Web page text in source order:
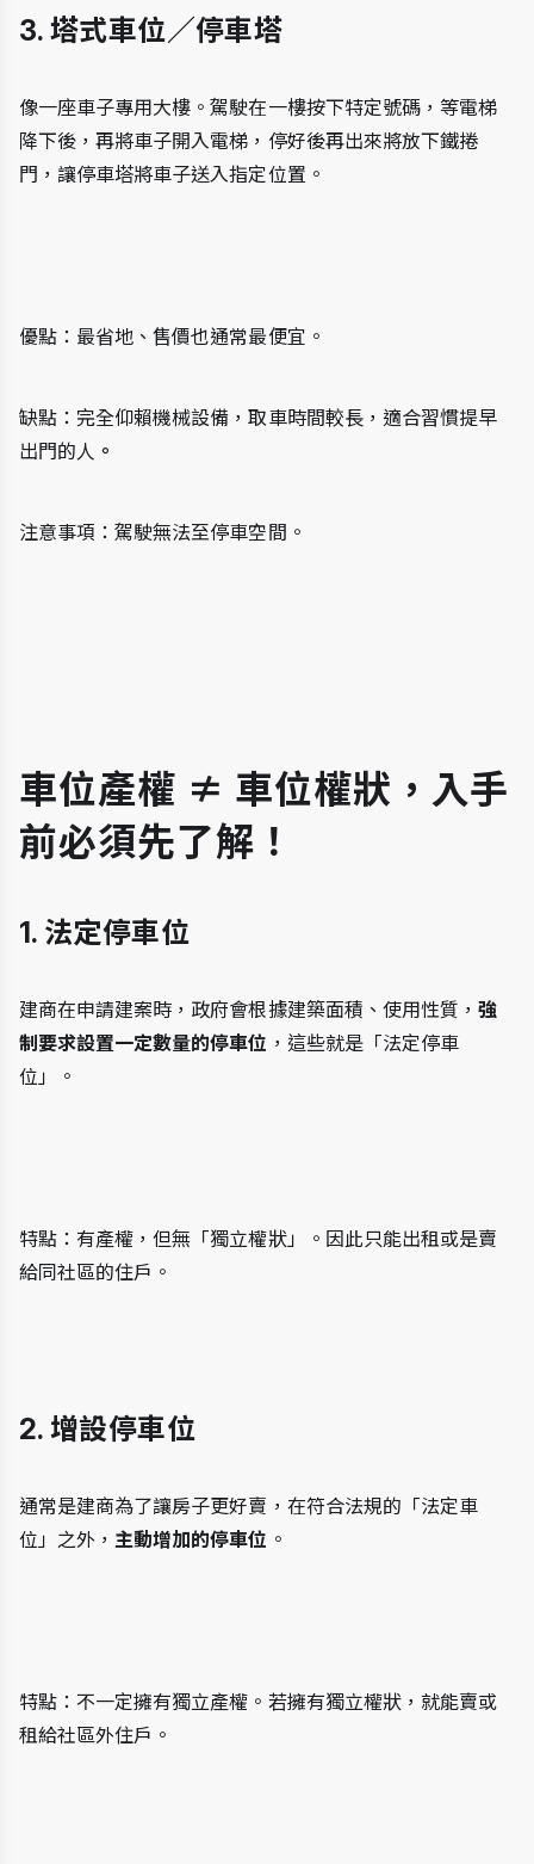
3. 塔式車位／停車塔
像一座車子專用大樓。駕駛在一樓按下特定號碼，等電梯
降下後，再將車子開入電梯，停好後再出來將放下鐵捲
門，讓停車塔將車子送入指定位置。
優點：最省地、售價也通常最便宜。
缺點：完全仰賴機械設備，取車時間較長，適合習慣提早
出門的人 。
注意事項：駕駛無法至停車空間。
車位產權 ≠ 車位權狀，入手
前必須先了解！
1. 法定停車位
建商在申請建案時，政府會根據建築面積、使用性質， 強
制要求設置一定數量的停車位 ，這些就是「法定停車
位」。
特點：有產權，但無「獨立權狀」。因此只能出租或是賣
給同社區的住戶。
2. 增設停車位
通常是建商為了讓房子更好賣，在符合法規的「法定車
位」之外，主動增加的停車位 。
特點：不一定擁有獨立產權。若擁有獨立權狀，就能賣或
租給社區外住戶。